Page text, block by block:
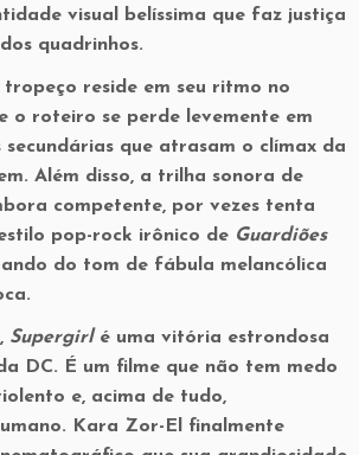
visual belíssima que faz justiça
quadrinhos.
reside em seu ritmo no
o roteiro se perde levemente em
secundárias que atrasam o clímax da
Além disso, a trilha sonora de
competente, por vezes tenta
pop-rock irônico de Guardiões
do tom de fábula melancólica
Supergirlé uma vitória estrondosa
DC. É um filme que não tem medo
e, acima de tudo,
Kara Zor-El finalmente